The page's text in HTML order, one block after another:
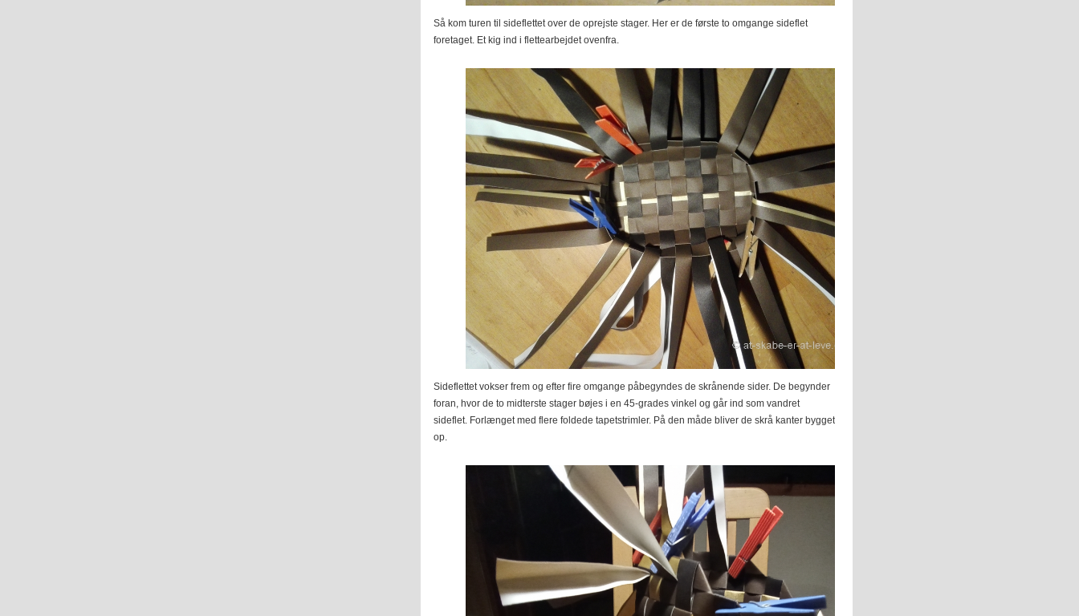
Så kom turen til sideflettet over de oprejste stager. Her er de første to omgange sideflet
foretaget. Et kig ind i flettearbejdet ovenfra.
Sideflettet vokser frem og efter fire omgange påbegyndes de skrånende sider. De begynder
foran, hvor de to midterste stager bøjes i en 45-grades vinkel og går ind som vandret
sideflet. Forlænget med flere foldede tapetstrimler. På den måde bliver de skrå kanter bygget
op.